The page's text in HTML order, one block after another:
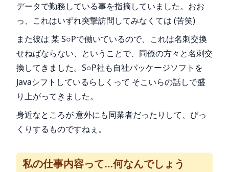
データで勤務している事を指摘していました。おお
っ、これはいずれ突撃訪問してみなくては (苦笑)
また彼は 某 S○Pで働いているので、これは名刺交換
せねばならない、ということで、同僚の方々と名刺交
換してきました。S○P社も自社パッケージソフトを
Javaシフトしているらしくって そこいらの話しで盛
り上がってきました。
身近なところが 意外にも同業者だったりして、びっ
くりするものですねぇ。
私の仕事内容って…何なんでしょう